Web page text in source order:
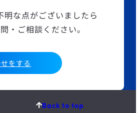
明な点がございましたら
・ご相談ください。
をする
Back to top